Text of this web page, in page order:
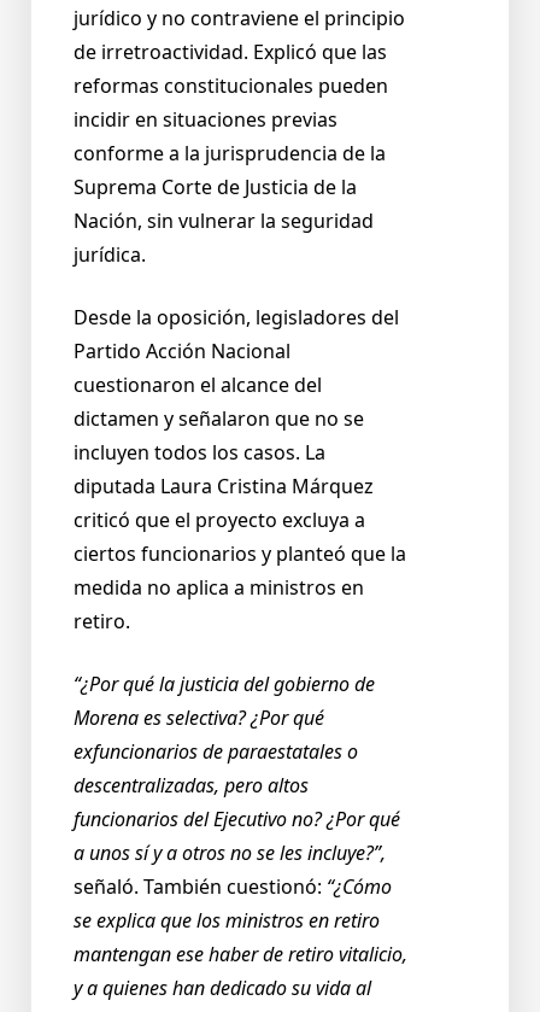
jurídico y no contraviene el principio
de irretroactividad. Explicó que las
reformas constitucionales pueden
incidir en situaciones previas
conforme a la jurisprudencia de la
Suprema Corte de Justicia de la
Nación, sin vulnerar la seguridad
jurídica.
Desde la oposición, legisladores del
Partido Acción Nacional
cuestionaron el alcance del
dictamen y señalaron que no se
incluyen todos los casos. La
diputada Laura Cristina Márquez
criticó que el proyecto excluya a
ciertos funcionarios y planteó que la
medida no aplica a ministros en
retiro.
“¿Por qué la justicia del gobierno de
Morena es selectiva? ¿Por qué
exfuncionarios de paraestatales o
descentralizadas, pero altos
funcionarios del Ejecutivo no? ¿Por qué
a unos sí y a otros no se les incluye?”,
señaló. También cuestionó: “¿Cómo
se explica que los ministros en retiro
mantengan ese haber de retiro vitalicio,
y a quienes han dedicado su vida al